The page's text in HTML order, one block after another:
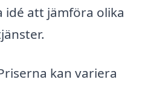
idé att jämföra olika
kan variera